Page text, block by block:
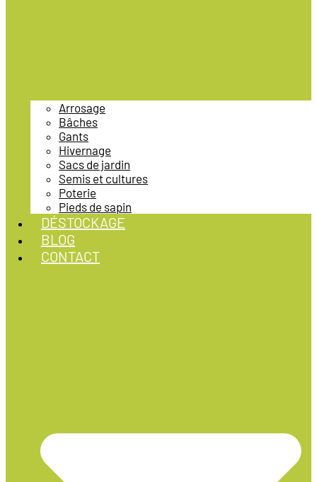
Arrosage
Bâches
Gants
Hivernage
Sacs de jardin
Semis et cultures
Poterie
Pieds de sapin
DÉSTOCKAGE
BLOG
CONTACT